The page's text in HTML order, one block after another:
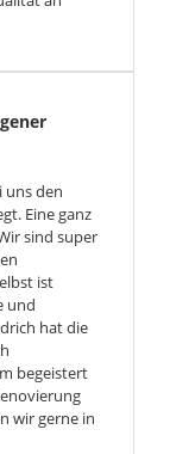
uns den
Eine ganz
sind super
ist
und
hat die
begeistert
wir gerne in